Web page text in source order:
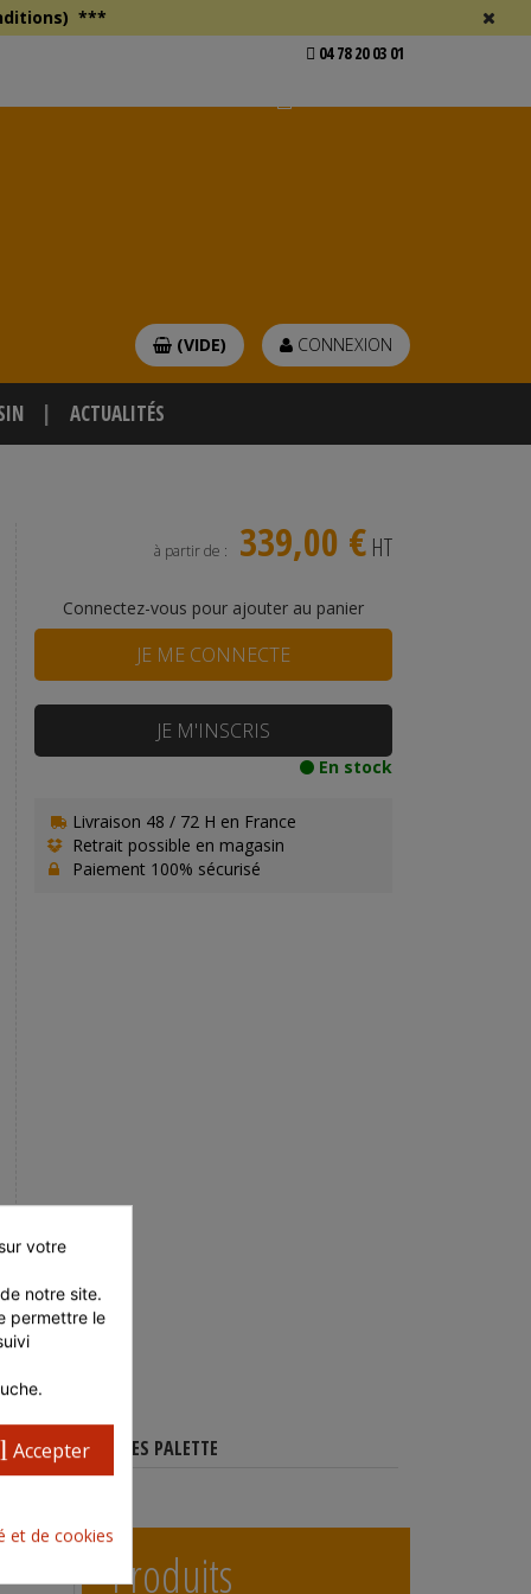
***
04 78 20 03 01
CONNEXION
(VIDE)
ACTUALITÉS
à partir de : 339,00 € HT
Connectez-vous pour ajouter au panier
JE ME CONNECTE
JE M'INSCRIS
En stock
Livraison 48 / 72 H en France
Retrait possible en magasin
Paiement 100% sécurisé
CARACTÉRISTIQUES PALETTE
Produits
votre
notre site.
permettre le
Accepter
et de cookies